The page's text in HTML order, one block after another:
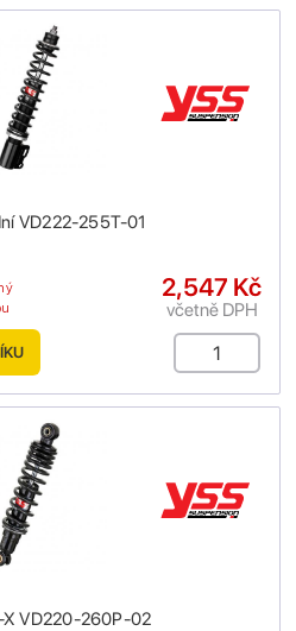
VD222-255T-01
2,547 Kč
včetně DPH
X VD220-260P-02